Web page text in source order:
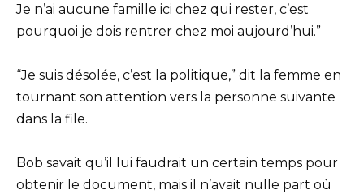
Je n’ai aucune famille ici chez qui rester, c’est
pourquoi je dois rentrer chez moi aujourd’hui.”
“Je suis désolée, c’est la politique,” dit la femme en
tournant son attention vers la personne suivante
dans la file.
Bob savait qu’il lui faudrait un certain temps pour
obtenir le document, mais il n’avait nulle part où